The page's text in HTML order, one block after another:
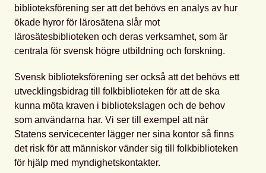
biblioteksförening ser att det behövs en analys av hur
ökade hyror för lärosätena slår mot
lärosätesbiblioteken och deras verksamhet, som är
centrala för svensk högre utbildning och forskning.
Svensk biblioteksförening ser också att det behövs ett
utvecklingsbidrag till folkbiblioteken för att de ska
kunna möta kraven i bibliotekslagen och de behov
som användarna har. Vi ser till exempel att när
Statens servicecenter lägger ner sina kontor så finns
det risk för att människor vänder sig till folkbiblioteken
för hjälp med myndighetskontakter.